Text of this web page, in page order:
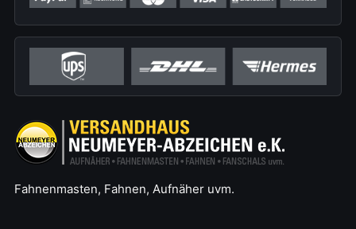
Fahnenmasten, Fahnen, Aufnäher uvm.